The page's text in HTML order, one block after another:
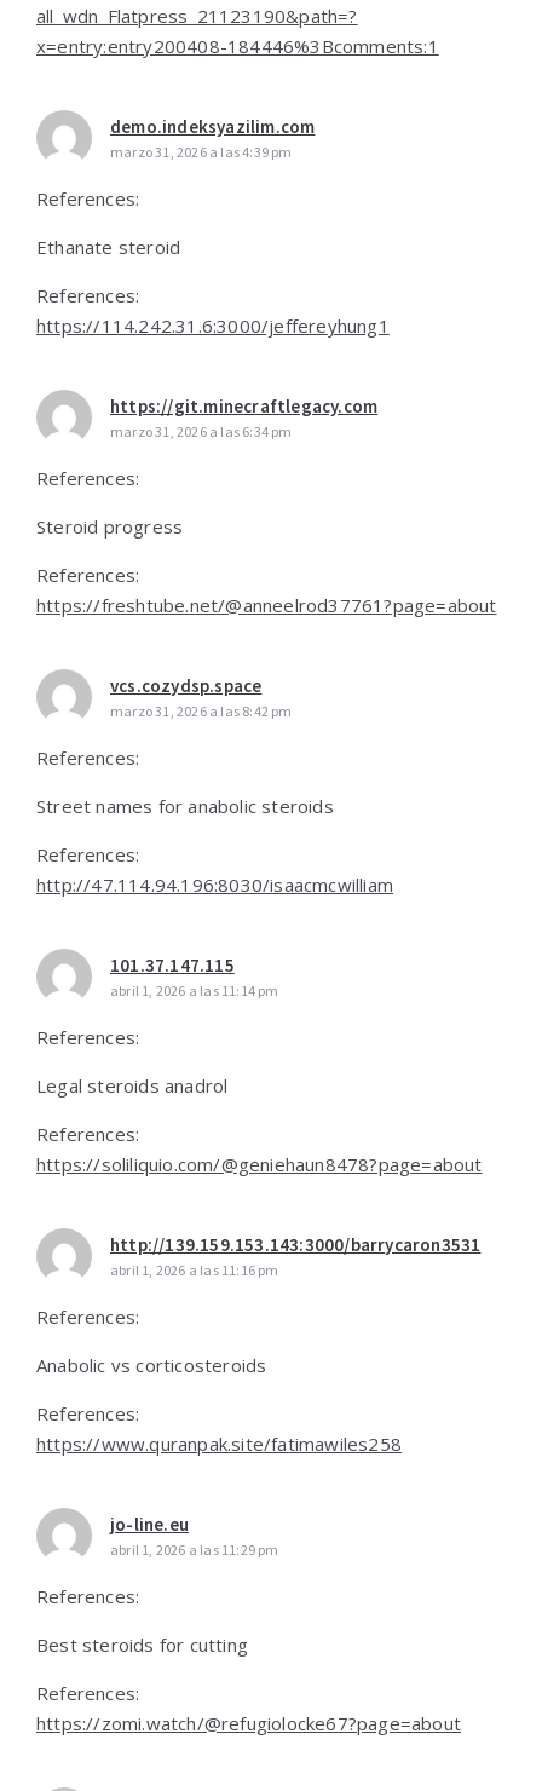
all_wdn_Flatpress_21123190&path=?
x=entry:entry200408-184446%3Bcomments:1
demo.indeksyazilim.com
marzo 31, 2026 a las 4:39 pm
References:
Ethanate steroid
References:
https://114.242.31.6:3000/jeffereyhung1
https://git.minecraftlegacy.com
marzo 31, 2026 a las 6:34 pm
References:
Steroid progress
References:
https://freshtube.net/@anneelrod37761?page=about
vcs.cozydsp.space
marzo 31, 2026 a las 8:42 pm
References:
Street names for anabolic steroids
References:
http://47.114.94.196:8030/isaacmcwilliam
101.37.147.115
abril 1, 2026 a las 11:14 pm
References:
Legal steroids anadrol
References:
https://soliliquio.com/@geniehaun8478?page=about
http://139.159.153.143:3000/barrycaron3531
abril 1, 2026 a las 11:16 pm
References:
Anabolic vs corticosteroids
References:
https://www.quranpak.site/fatimawiles258
jo-line.eu
abril 1, 2026 a las 11:29 pm
References:
Best steroids for cutting
References:
https://zomi.watch/@refugiolocke67?page=about